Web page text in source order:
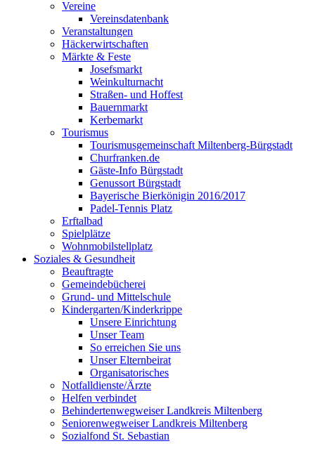
Vereine
Vereinsdatenbank
Veranstaltungen
Häckerwirtschaften
Märkte & Feste
Josefsmarkt
Weinkulturnacht
Straßen- und Hoffest
Bauernmarkt
Kerbemarkt
Tourismus
Tourismusgemeinschaft Miltenberg-Bürgstadt
Churfranken.de
Gäste-Info Bürgstadt
Genussort Bürgstadt
Bayerische Bierkönigin 2016/2017
Padel-Tennis Platz
Erftalbad
Spielplätze
Wohnmobilstellplatz
Soziales & Gesundheit
Beauftragte
Gemeindebücherei
Grund- und Mittelschule
Kindergarten/Kinderkrippe
Unsere Einrichtung
Unser Team
So erreichen Sie uns
Unser Elternbeirat
Organisatorisches
Notfalldienste/Ärzte
Helfen verbindet
Behindertenwegweiser Landkreis Miltenberg
Seniorenwegweiser Landkreis Miltenberg
Sozialfond St. Sebastian